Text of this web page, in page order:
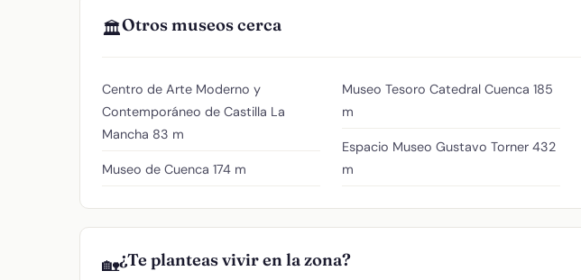
🏛️Otros museos cerca
Centro de Arte Moderno y
Contemporáneo de Castilla La
Mancha 83 m
Museo de Cuenca 174 m
Museo Tesoro Catedral Cuenca 185
m
Espacio Museo Gustavo Torner 432
m
🏡¿Te planteas vivir en la zona?